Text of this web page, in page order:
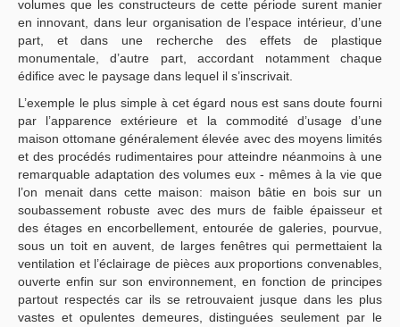
volumes que les constructeurs de cette période surent manier
en innovant, dans leur organisation de l’espace intérieur, d’une
part, et dans une recherche des effets de plastique
monumentale, d’autre part, accordant notamment chaque
édifice avec le paysage dans lequel il s’inscrivait.
L’exemple le plus simple à cet égard nous est sans doute fourni
par l’apparence extérieure et la commodité d’usage d’une
maison ottomane généralement élevée avec des moyens limités
et des procédés rudimentaires pour atteindre néanmoins à une
remarquable adaptation des volumes eux - mêmes à la vie que
l’on menait dans cette maison: maison bâtie en bois sur un
soubassement robuste avec des murs de faible épaisseur et
des étages en encorbellement, entourée de galeries, pourvue,
sous un toit en auvent, de larges fenêtres qui permettaient la
ventilation et l’éclairage de pièces aux proportions convenables,
ouverte enfin sur son environnement, en fonction de principes
partout respectés car ils se retrouvaient jusque dans les plus
vastes et opulentes demeures, distinguées seulement par le